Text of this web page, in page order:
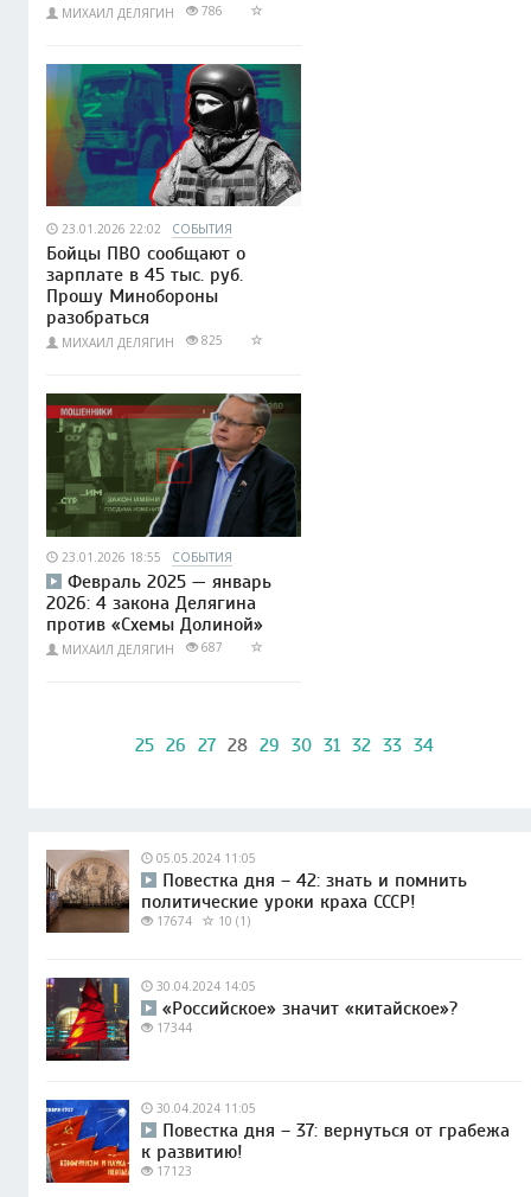
МИХАИЛ ДЕЛЯГИН 786
23.01.2026 22:02 СОБЫТИЯ
Бойцы ПВО сообщают о
зарплате в 45 тыс. руб.
Прошу Минобороны
разобраться
МИХАИЛ ДЕЛЯГИН 825
23.01.2026 18:55 СОБЫТИЯ
Февраль 2025 — январь
2026: 4 закона Делягина
против «Схемы Долиной»
МИХАИЛ ДЕЛЯГИН 687
25 26 27 28 29 30 31 32 33 34
05.05.2024 11:05
Повестка дня – 42: знать и помнить
политические уроки краха СССР!
17674 10 (1)
30.04.2024 14:05
«Российское» значит «китайское»?
17344
30.04.2024 11:05
Повестка дня – 37: вернуться от грабежа
к развитию!
17123